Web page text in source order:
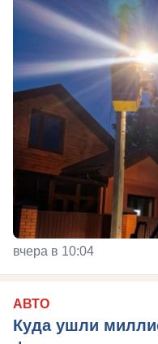
вчера в 10:04
АВТО
Куда ушли